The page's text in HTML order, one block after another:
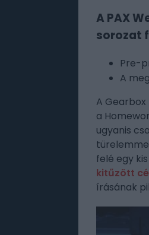
A PAX
sorozat
Pre-
A
A
a
ugyanis
felé egy
kitűzött
írásának